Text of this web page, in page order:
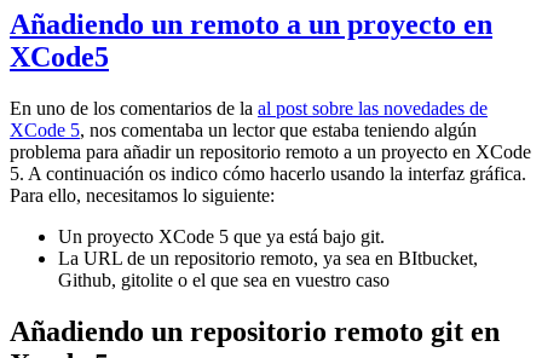
Añadiendo un remoto a un proyecto en
XCode5
En uno de los comentarios de la al post sobre las novedades de
XCode 5, nos comentaba un lector que estaba teniendo algún
problema para añadir un repositorio remoto a un proyecto en XCode
5. A continuación os indico cómo hacerlo usando la interfaz gráfica.
Para ello, necesitamos lo siguiente:
Un proyecto XCode 5 que ya está bajo git.
La URL de un repositorio remoto, ya sea en BItbucket,
Github, gitolite o el que sea en vuestro caso
Añadiendo un repositorio remoto git en